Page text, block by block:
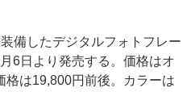
備したデジタルフォトフレー
6日より発売する。価格はオ
格は19,800円前後。カラーは